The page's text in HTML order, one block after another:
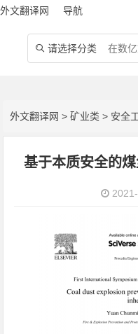
外文翻译网 导航
 请选择分类
外文翻译网 >矿业类 > 安全
基于本质安全的
2021-